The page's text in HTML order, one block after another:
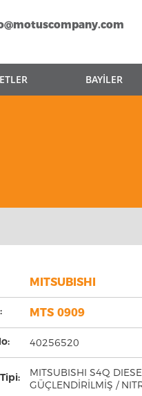
BAYİLER
MITSUBISHI
MTS 0909
40256520
MITSUBISHI S4Q
GÜÇLENDİRİLMİŞ /